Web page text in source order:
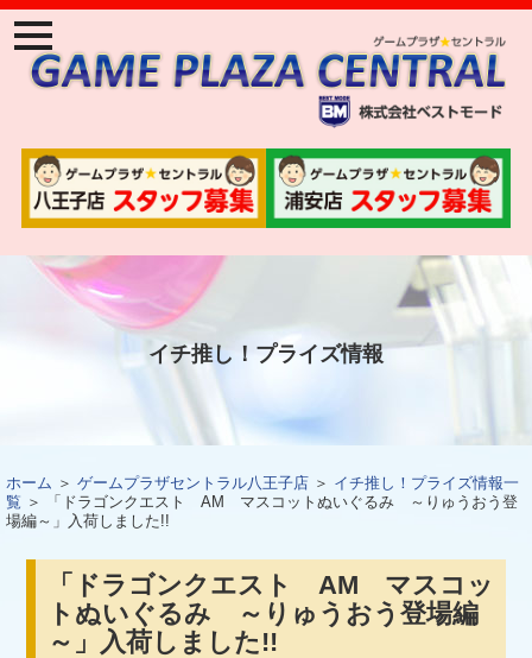
ナ
ビ
ゲ
ー
ン
メ
ニ
ュ
イチ推し！プライズ情報
ホーム ＞ ゲームプラザセントラル八王子店 ＞ イチ推し！プライズ情報一
覧 ＞ 「ドラゴンクエスト AM マスコットぬいぐるみ ～りゅうおう登
場編～」入荷しました!!
「ドラゴンクエスト AM マスコッ
トぬいぐるみ ～りゅうおう登場編
～」入荷しました!!